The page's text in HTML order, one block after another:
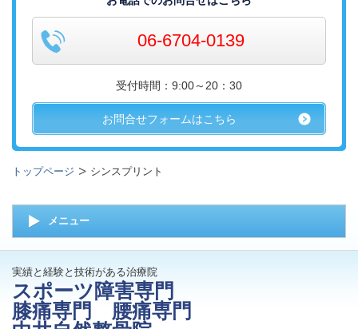
06-6704-0139
受付時間：9:00～20：30
お問合せフォームはこちら
トップページ シンスプリント
メニュー
実績と経験と技術がある治療院
スポーツ障害専門
膝痛専門 腰痛専門